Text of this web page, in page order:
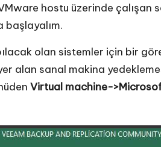
hostu üzerinde çalışan
başlayalım.
olan sistemler için bir
alan sanal makina
Virtual machine-